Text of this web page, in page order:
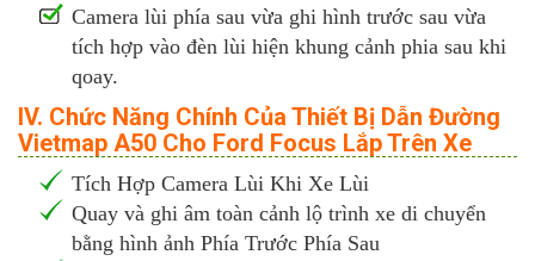
Camera lùi phía sau vừa ghi hình trước sau vừa
tích hợp vào đèn lùi hiện khung cảnh phia sau khi
qoay.
IV. Chức Năng Chính Của Thiết Bị Dẫn Đường
Vietmap A50 Cho Ford Focus Lắp Trên Xe
Tích Hợp Camera Lùi Khi Xe Lùi
Quay và ghi âm toàn cảnh lộ trình xe di chuyển
bằng hình ảnh Phía Trước Phía Sau